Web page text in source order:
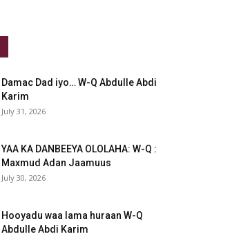
Damac Dad iyo… W-Q Abdulle Abdi
Karim
July 31, 2026
YAA KA DANBEEYA OLOLAHA: W-Q :
Maxmud Adan Jaamuus
July 30, 2026
Hooyadu waa lama huraan W-Q
Abdulle Abdi Karim